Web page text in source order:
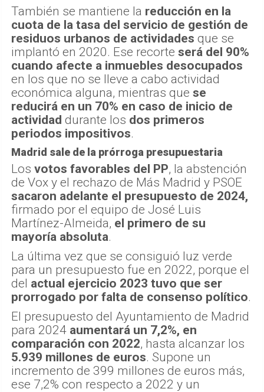
También se mantiene la reducción en la
cuota de la tasa del servicio de gestión de
residuos urbanos de actividades que se
implantó en 2020. Ese recorte será del 90%
cuando afecte a inmuebles desocupados
en los que no se lleve a cabo actividad
económica alguna, mientras que se
reducirá en un 70% en caso de inicio de
actividad durante los dos primeros
periodos impositivos.
Madrid sale de la prórroga presupuestaria
Los votos favorables del PP, la abstención
de Vox y el rechazo de Más Madrid y PSOE
sacaron adelante el presupuesto de 2024,
firmado por el equipo de José Luis
Martínez-Almeida, el primero de su
mayoría absoluta.
La última vez que se consiguió luz verde
para un presupuesto fue en 2022, porque el
del actual ejercicio 2023 tuvo que ser
prorrogado por falta de consenso político.
El presupuesto del Ayuntamiento de Madrid
para 2024 aumentará un 7,2%, en
comparación con 2022, hasta alcanzar los
5.939 millones de euros. Supone un
incremento de 399 millones de euros más,
ese 7,2% con respecto a 2022 y un